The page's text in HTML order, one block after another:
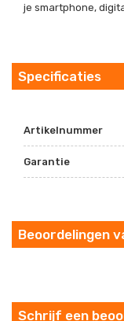
je smartphone,
Specificaties
Artikelnummer
Garantie
Beoordelingen
Schrijf een